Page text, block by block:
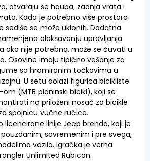
otvaraju se hauba, zadnja vrata i
Kada je potrebno više prostora
sediše se može ukloniti. Dodatna
olakšavanju upravljanja
ako nije potrebna, može se čuvati u
Osovine imaju tipično vešanje za
sa hromiranim točkovima u
U setu dolazi figurica bicikliste
(MTB planinski bicikl), koji se
na priloženi nosač za bicikle
spojnicu vučne ručice.
licencirane linije Jeep brenda, koji je
savremenim i pre svega,
vozila. Igračka je verna
Unlimited Rubicon.